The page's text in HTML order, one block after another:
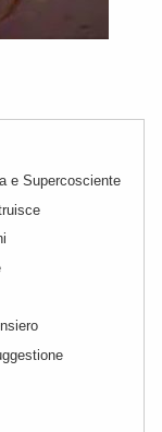
e Supercosciente